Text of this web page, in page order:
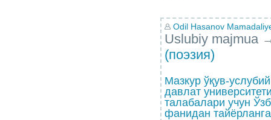
Odil Hasanov
Uslubiy majmua
(поэзия)
Мазкур ўқув-
давлат
талабалари учун
фанидан